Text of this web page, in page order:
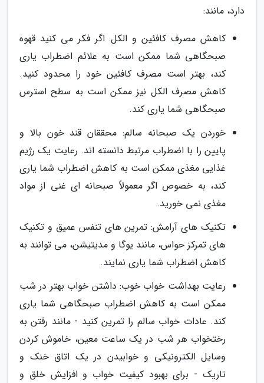
دارد، مانند:
کاهش مصرف کافئین و الکل: اگر فکر می کنید قهوه
صبحگاهی شما ممکن است به علائم اضطراب یاری
کند، بهتر است مصرف کافئین خود را محدود کنید.
کاهش مصرف الکل نیز ممکن است به سطح استرس
صبحگاهی شما یاری کند.
خوردن یک صبحانه سالم: محققان قند خون بالا و
پایین را با اضطراب مرتبط دانسته اند. رعایت یک رژیم
غذایی مغذی ممکن است به کاهش اضطراب شما یاری
کند، به خصوص اگر معمولاً صبحانه ای غنی از مواد
مغذی نمی خورید.
تکنیک های آرامش: تمرین های تنفس عمیق و تکنیک
های تمرکز حواس، مانند یوگا و مدیتیشن، می توانند به
کاهش اضطراب شما یاری نمایند.
رعایت بهداشت خواب خوب: داشتن خواب بهتر در شب
ممکن است به کاهش اضطراب صبحگاهی شما یاری
کند. عادات خواب سالم را تمرین کنید - مانند رفتن به
رختخواب هر شب در یک ساعت معین، خاموش کردن
وسایل الکترونیکی و خوابیدن در یک اتاق خنک و
تاریک - برای بهبود کیفیت خواب و افزایش خلق و